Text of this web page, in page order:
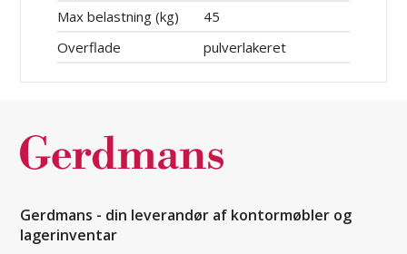
Max belastning (kg)
45
Overflade
pulverlakeret
Gerdmans - din leverandør af kontormøbler og
lagerinventar